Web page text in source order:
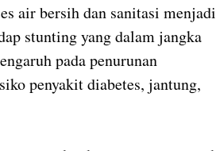
air bersih dan sanitasi menjadi
stunting yang dalam jangka
pada penurunan
penyakit diabetes, jantung,